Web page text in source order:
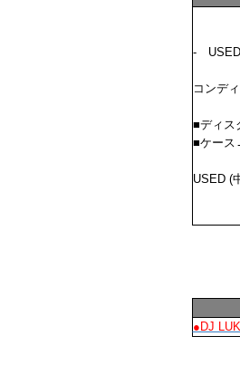
- USED
コンデ
■ディス
■ケース
USED (
●DJ